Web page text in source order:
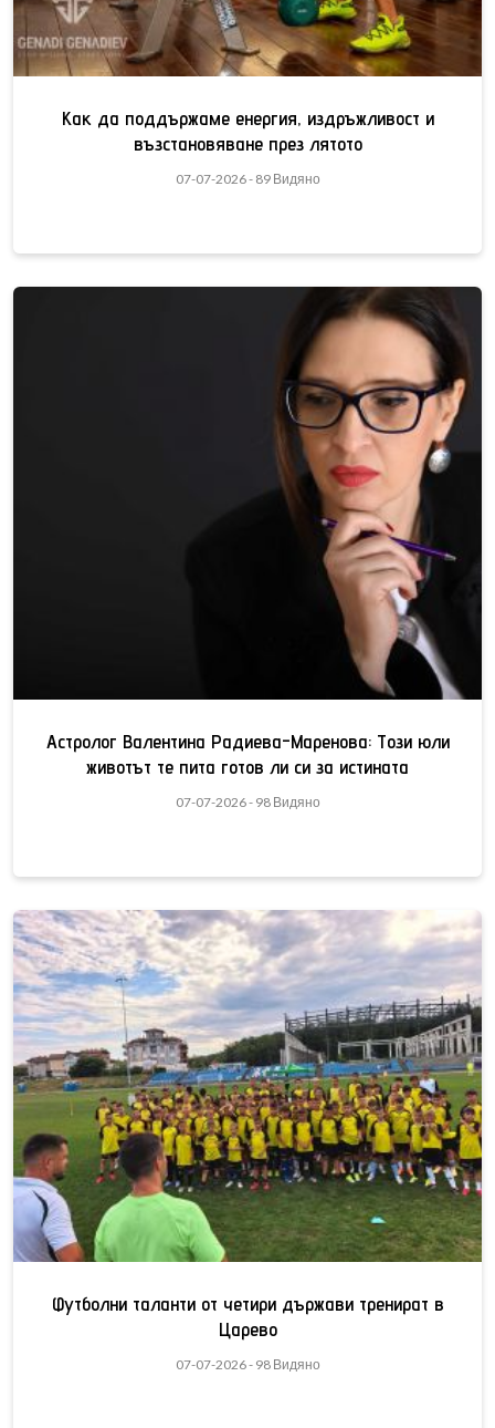
Как да поддържаме енергия, издръжливост и
възстановяване през лятото
07-07-2026 - 89 Видяно
Астролог Валентина Радиева-Маренова: Този юли
животът те пита готов ли си за истината
07-07-2026 - 98 Видяно
Футболни таланти от четири държави тренират в
Царево
07-07-2026 - 98 Видяно